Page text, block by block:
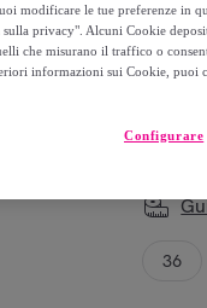
57,90
- 44%
36
modificare le tue preferenze in
privacy". Alcuni Cookie
che misurano il traffico o
informazioni sui Cookie, puoi
Configurare